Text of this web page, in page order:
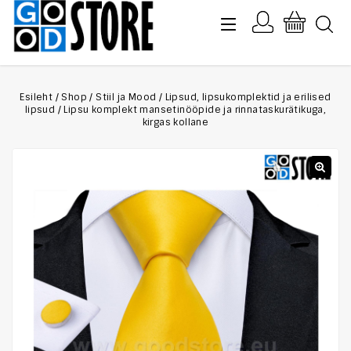
Esileht / Shop / Stiil ja Mood / Lipsud, lipsukomplektid ja erilised
lipsud /Lipsu komplekt mansetinööpide ja rinnataskurätikuga,
kirgas kollane